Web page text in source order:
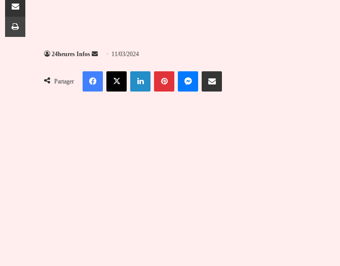
24heures Infos
Envoyer
courriel
11/03/2024
Partager
FacebookX LinkedinPinterestMessengerPartager par email